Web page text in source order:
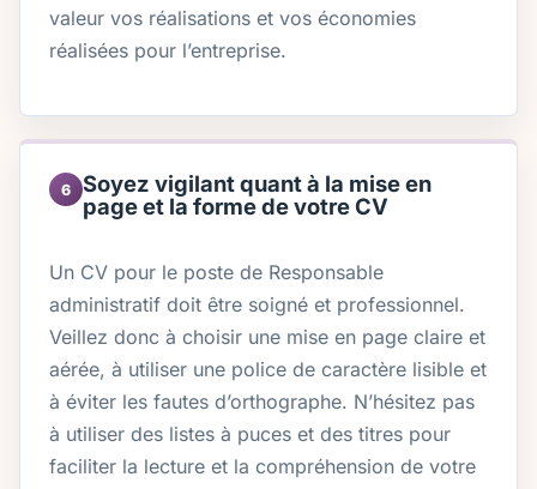
valeur vos réalisations et vos économies
réalisées pour l’entreprise.
6
Soyez vigilant quant à la mise en
page et la forme de votre CV
Un CV pour le poste de Responsable
administratif doit être soigné et professionnel.
Veillez donc à choisir une mise en page claire et
aérée, à utiliser une police de caractère lisible et
à éviter les fautes d’orthographe. N’hésitez pas
à utiliser des listes à puces et des titres pour
faciliter la lecture et la compréhension de votre